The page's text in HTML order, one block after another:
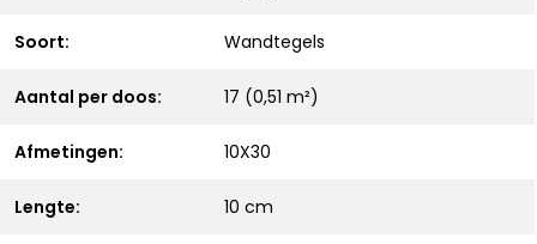
Soort: Wandtegels
Aantal per doos: 17 (0,51 m²)
Afmetingen: 10X30
Lengte: 10 cm